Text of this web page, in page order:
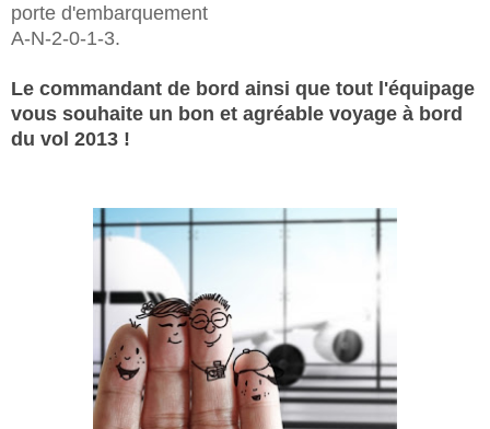
porte d'embarquement
A-N-2-0-1-3.
Le commandant de bord ainsi que tout l'équipage
vous souhaite un bon et agréable voyage à bord
du vol 2013 !